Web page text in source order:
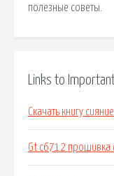
полезные советы.
Links to
Скачать книгу
Gt c6712 прошивка